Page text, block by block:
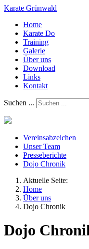
Karate Grünwald
Home
Karate Do
Training
Galerie
Über uns
Download
Links
Kontakt
Suchen ...
Vereinsabzeichen
Unser Team
Presseberichte
Dojo Chronik
Aktuelle Seite:
Home
Über uns
Dojo Chronik
Dojo